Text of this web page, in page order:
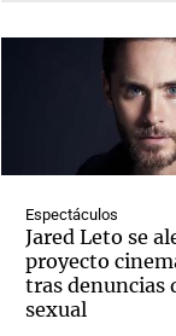
Espectáculos
Jared Leto se
proyecto
tras denuncias
sexual
Notas